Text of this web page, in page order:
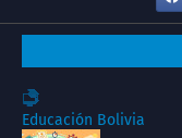
Educación Bolivia